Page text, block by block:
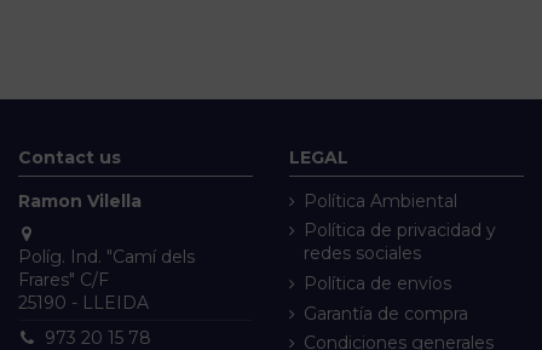
Contact us
Ramon Vilella
Políg. Ind. "Camí dels
Frares" C/F
25190 - LLEIDA
973 20 15 78
LEGAL
Política Ambiental
Política de privacidad y
redes sociales
Política de envíos
Garantía de compra
Condiciones generales